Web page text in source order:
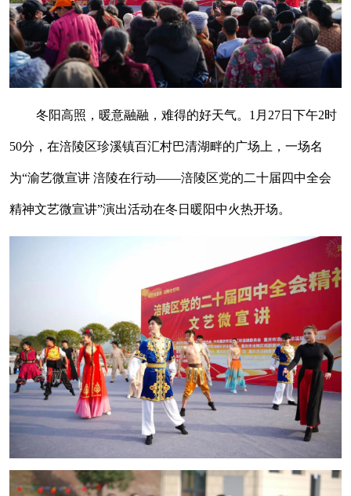
冬阳高照，暖意融融，难得的好天气。1月27日下午2时
50分，在涪陵区珍溪镇百汇村巴清湖畔的广场上，一场名
为“渝艺微宣讲 涪陵在行动——涪陵区党的二十届四中全会
精神文艺微宣讲”演出活动在冬日暖阳中火热开场。